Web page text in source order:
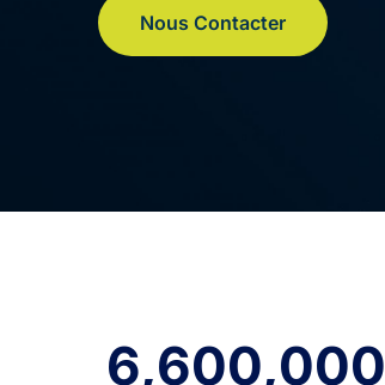
Nous Contacter
6,600,000